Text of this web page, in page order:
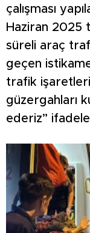
çalışması
Haziran 2025
süreli araç
geçen
trafik
güzergahları
ederiz”